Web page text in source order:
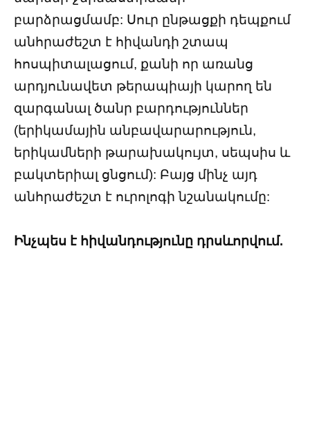
բարձրացմամբ: Սուր ընթացքի դեպքում
անհրաժեշտ է հիվանդի շտապ
հոսպիտալացում, քանի որ առանց
արդյունավետ թերապիայի կարող են
զարգանալ ծանր բարդություններ
(երիկամային անբավարարություն,
երիկամների թարախակույտ, սեպսիս և
բակտերիալ ցնցում): Բայց մինչ այդ
անհրաժեշտ է ուրոլոգի նշանակումը:
Ինչպես է հիվանդությունը դրսևորվում.